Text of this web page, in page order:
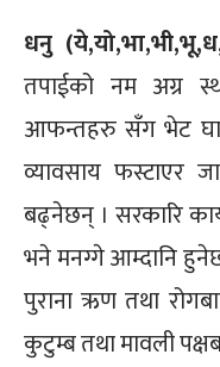
धनु
तपाईको नम अग्र
आफन्तहरु सँग भेट
व्यावसाय फस्टाएर
बढ्नेछन् । सरकारि
भने मनग्गे आम्दानि
पुराना ऋण तथा
कुटुम्ब तथा मावली